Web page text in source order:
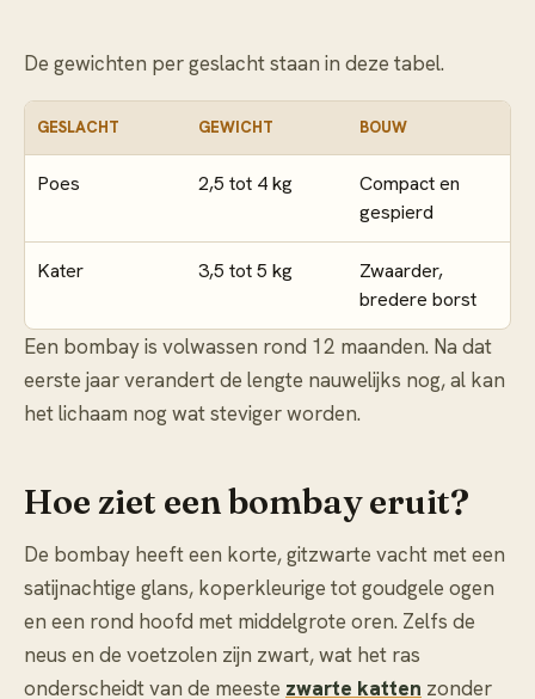
De gewichten per geslacht staan in deze tabel.
GESLACHT GEWICHT BOUW
Poes 2,5 tot 4 kg
Compact en
gespierd
Kater 3,5 tot 5 kg
Zwaarder,
bredere borst
Een bombay is volwassen rond 12 maanden. Na dat
eerste jaar verandert de lengte nauwelijks nog, al kan
het lichaam nog wat steviger worden.
Hoe ziet een bombay eruit?
De bombay heeft een korte, gitzwarte vacht met een
satijnachtige glans, koperkleurige tot goudgele ogen
en een rond hoofd met middelgrote oren. Zelfs de
neus en de voetzolen zijn zwart, wat het ras
onderscheidt van de meeste zwarte katten zonder